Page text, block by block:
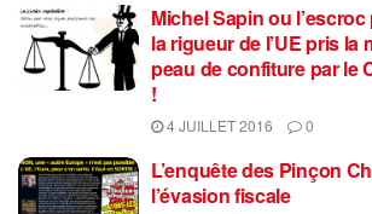
Michel Sapin ou
la rigueur de l’UE pris la
peau de confiture par le
!
4 JUILLET 2016 0
L’enquête des Pinçon
l’évasion fiscale